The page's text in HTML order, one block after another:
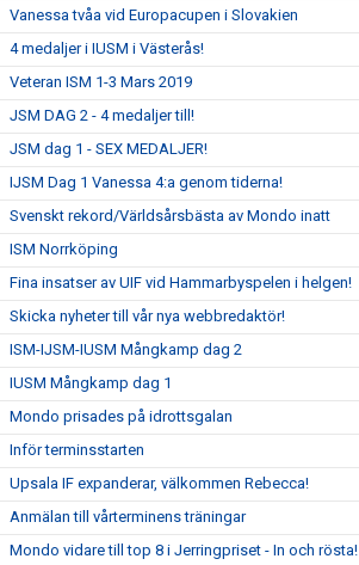
Vanessa tvåa vid Europacupen i Slovakien
4 medaljer i IUSM i Västerås!
Veteran ISM 1-3 Mars 2019
JSM DAG 2 - 4 medaljer till!
JSM dag 1 - SEX MEDALJER!
IJSM Dag 1 Vanessa 4:a genom tiderna!
Svenskt rekord/Världsårsbästa av Mondo inatt
ISM Norrköping
Fina insatser av UIF vid Hammarbyspelen i helgen!
Skicka nyheter till vår nya webbredaktör!
ISM-IJSM-IUSM Mångkamp dag 2
IUSM Mångkamp dag 1
Mondo prisades på idrottsgalan
Inför terminsstarten
Upsala IF expanderar, välkommen Rebecca!
Anmälan till vårterminens träningar
Mondo vidare till top 8 i Jerringpriset - In och rösta!